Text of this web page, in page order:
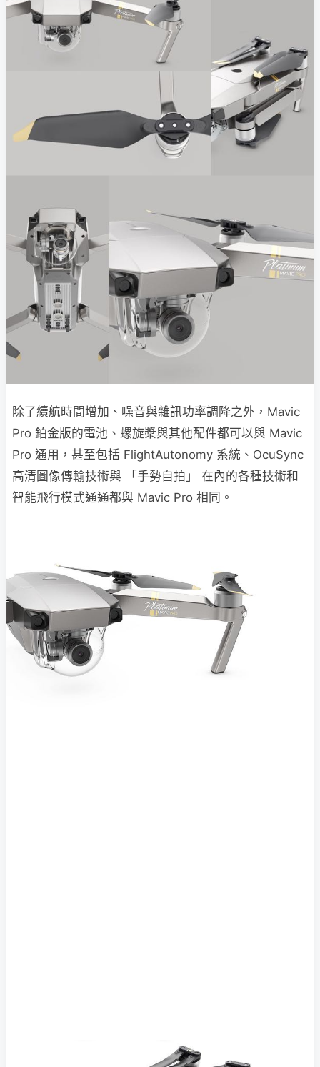
除了續航時間增加、噪音與雜訊功率調降之外，Mavic
Pro 鉑金版的電池、螺旋槳與其他配件都可以與 Mavic
Pro 通用，甚至包括 FlightAutonomy 系統、OcuSync
高清圖像傳輸技術與 「手勢自拍」 在內的各種技術和
智能飛行模式通通都與 Mavic Pro 相同。